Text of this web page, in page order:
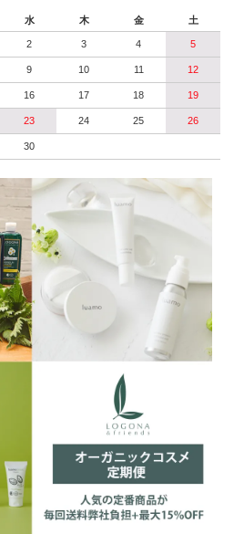
水 木 金 土
2 3 4 5
9 10 11 12
16 17 18 19
23 24 25 26
30